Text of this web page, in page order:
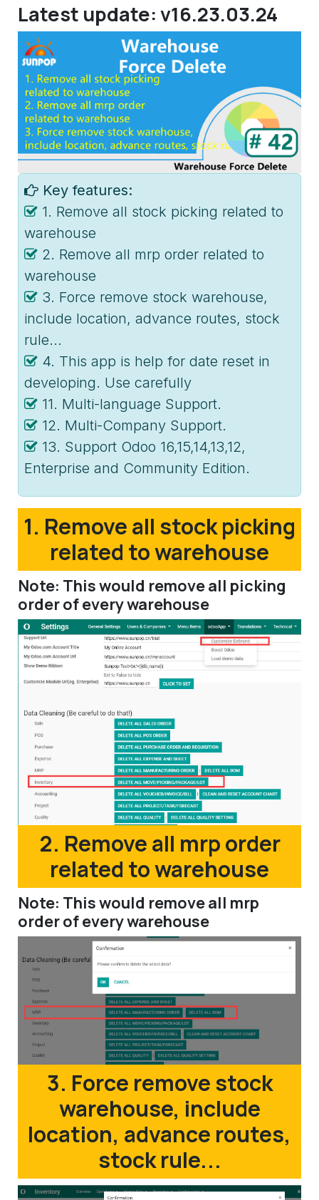
Latest update: v16.23.03.24
Key features:
1. Remove all stock picking related to
warehouse
2. Remove all mrp order related to
warehouse
3. Force remove stock warehouse,
include location, advance routes, stock
rule...
4. This app is help for date reset in
developing. Use carefully
11. Multi-language Support.
12. Multi-Company Support.
13. Support Odoo 16,15,14,13,12,
Enterprise and Community Edition.
1. Remove all stock picking
related to warehouse
Note: This would remove all picking
order of every warehouse
2. Remove all mrp order
related to warehouse
Note: This would remove all mrp
order of every warehouse
3. Force remove stock
warehouse, include
location, advance routes,
stock rule...